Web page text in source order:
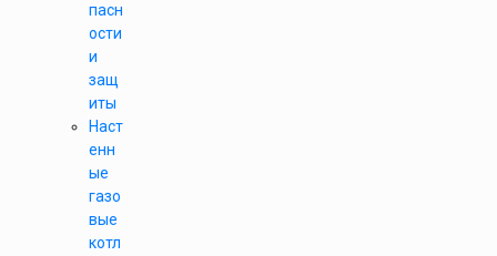
пасн
ости
и
защ
иты
Наст
енн
ые
газо
вые
котл